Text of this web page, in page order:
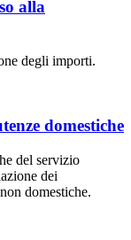
alla
degli importi.
domestiche
del servizio
dei
domestiche.